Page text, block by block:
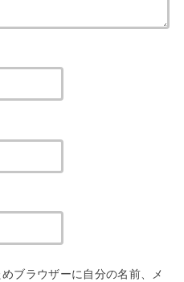
ブラウザーに自分の名前、メ